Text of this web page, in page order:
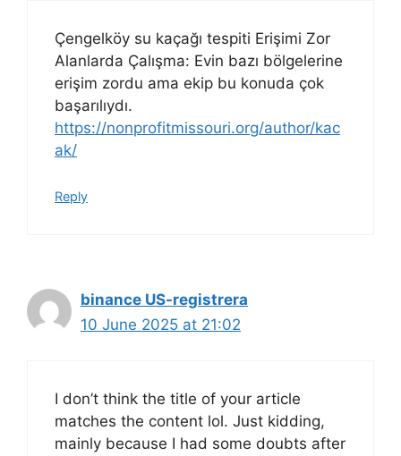
Çengelköy su kaçağı tespiti Erişimi Zor
Alanlarda Çalışma: Evin bazı bölgelerine
erişim zordu ama ekip bu konuda çok
başarılıydı.
https://nonprofitmissouri.org/author/kac
ak/
Reply
binance US-registrera
10 June 2025 at 21:02
I don’t think the title of your article
matches the content lol. Just kidding,
mainly because I had some doubts after